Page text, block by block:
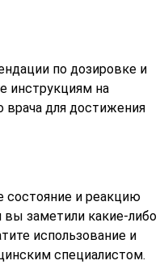
по дозировке и
инструкциям на
врача для достижения
состояние и реакцию
вы заметили какие-либо
использование и
специалистом.